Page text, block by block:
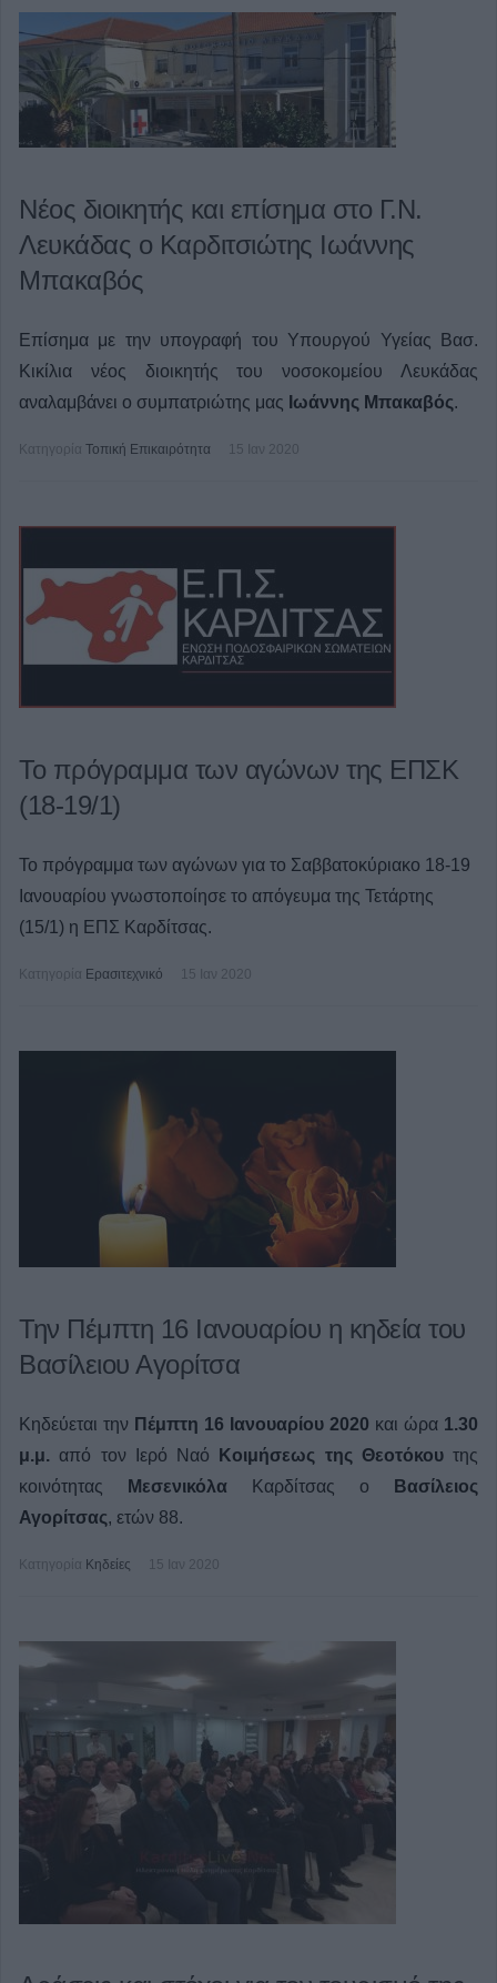
Νέος διοικητής και επίσημα στο Γ.Ν.
Λευκάδας ο Καρδιτσιώτης Ιωάννης
Μπακαβός
Επίσημα με την υπογραφή του Υπουργού Υγείας Βασ.
Κικίλια νέος διοικητής του νοσοκομείου Λευκάδας
αναλαμβάνει ο συμπατριώτης μας Ιωάννης Μπακαβός.
Κατηγορία Τοπική Επικαιρότητα 15 Ιαν 2020
Το πρόγραμμα των αγώνων της ΕΠΣΚ
(18-19/1)
Το πρόγραμμα των αγώνων για το Σαββατοκύριακο 18-19
Ιανουαρίου γνωστοποίησε το απόγευμα της Τετάρτης
(15/1) η ΕΠΣ Καρδίτσας.
Κατηγορία Ερασιτεχνικό 15 Ιαν 2020
Την Πέμπτη 16 Ιανουαρίου η κηδεία του
Βασίλειου Αγορίτσα
Κηδεύεται την Πέμπτη 16 Ιανουαρίου 2020 και ώρα 1.30
μ.μ. από τον Ιερό Ναό Κοιμήσεως της Θεοτόκουτης
κοινότητας Μεσενικόλα Καρδίτσας ο
Βασίλειος
Αγορίτσας, ετών 88.
Κατηγορία Κηδείες 15 Ιαν 2020